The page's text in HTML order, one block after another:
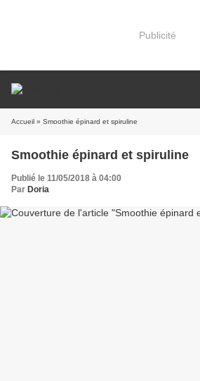
Publicité
Accueil » Smoothie épinard et spiruline
Smoothie épinard et spiruline
Publié le 11/05/2018 à 04:00
Par Doria